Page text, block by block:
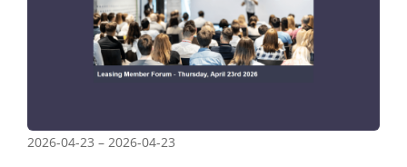
2026-04-23 – 2026-04-23